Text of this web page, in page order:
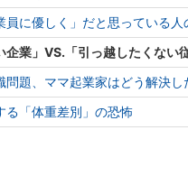
員に優しく」だと思っている人
企業」VS.「引っ越したくな
題、ママ起業家はどう解決し
る「体重差別」の恐怖